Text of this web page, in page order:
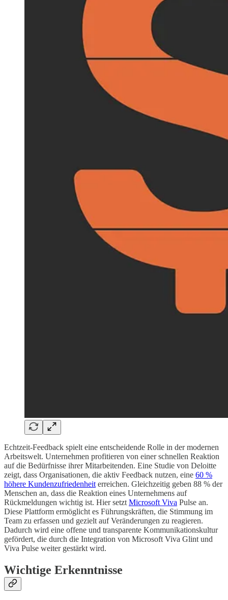
Echtzeit-Feedback spielt eine entscheidende Rolle in der modernen
Arbeitswelt. Unternehmen profitieren von einer schnellen Reaktion
auf die Bedürfnisse ihrer Mitarbeitenden. Eine Studie von Deloitte
zeigt, dass Organisationen, die aktiv Feedback nutzen, eine 60 %
höhere Kundenzufriedenheit erreichen. Gleichzeitig geben 88 % der
Menschen an, dass die Reaktion eines Unternehmens auf
Rückmeldungen wichtig ist. Hier setzt Microsoft Viva Pulse an.
Diese Plattform ermöglicht es Führungskräften, die Stimmung im
Team zu erfassen und gezielt auf Veränderungen zu reagieren.
Dadurch wird eine offene und transparente Kommunikationskultur
gefördert, die durch die Integration von Microsoft Viva Glint und
Viva Pulse weiter gestärkt wird.
Wichtige Erkenntnisse